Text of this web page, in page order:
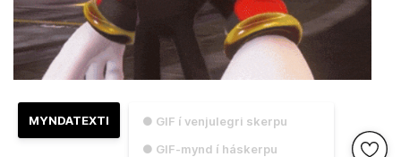
● GIF í venjulegri skerpu
● GIF-mynd í háskerpu
MYNDATEXTI